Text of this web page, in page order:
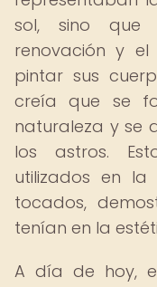
sol, sino que
renovación y
pintar sus
creía que se
naturaleza y se
los astros.
utilizados en
tocados,
tenían en la
A día de hoy,